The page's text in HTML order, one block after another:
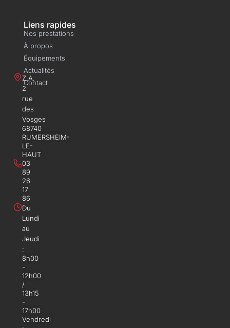
Z.A.
2
rue
des
Vosges
68740
RUMERSHEIM-
LE-
HAUT
03
89
26
17
86
Du
Lundi
au
Jeudi
:
8h00
-
12h00
/
13h15
-
17h00
Vendredi
Liens rapides
Nos prestations
À propos
Équipements
Actualités
Contact